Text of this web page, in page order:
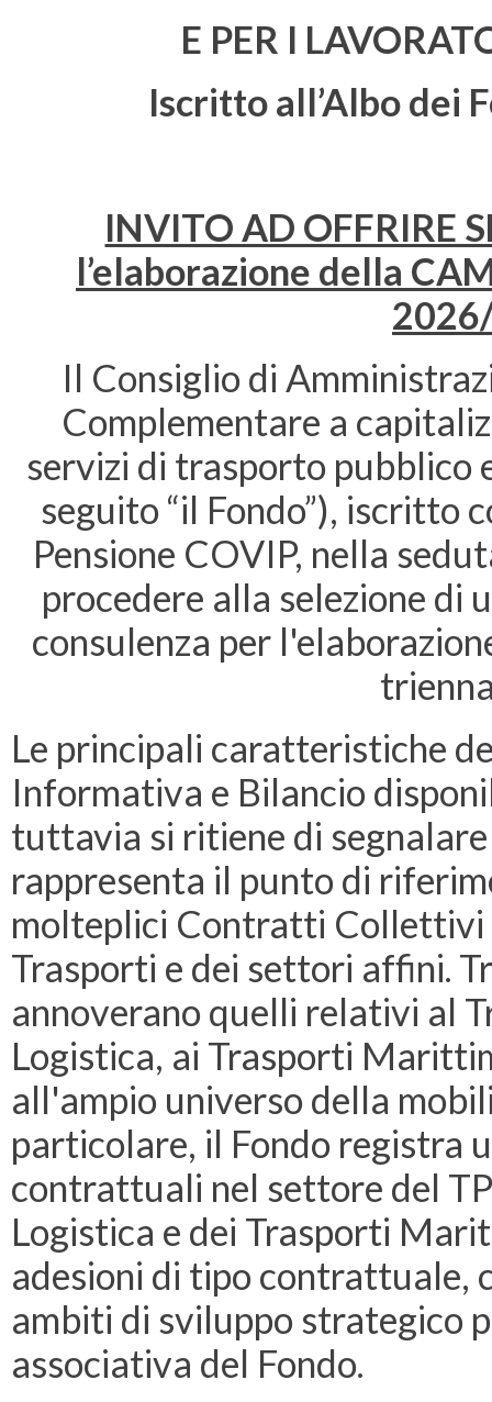
E PER I
Iscritto all’Albo dei
INVITO AD OFFRIRE
l’elaborazione della
Il Consiglio di
Complementare a
servizi di trasporto pubblico
seguito “il Fondo”), iscritto
Pensione COVIP, nella
procedere alla selezione di
consulenza per
Le principali caratteristiche
Informativa e Bilancio
tuttavia si ritiene di
rappresenta il punto di
molteplici Contratti Collettivi
Trasporti e dei settori affini.
annoverano quelli relativi al
Logistica, ai Trasporti
all'ampio universo della
particolare, il Fondo registra
contrattuali nel settore del
Logistica e dei Trasporti
adesioni di tipo contrattuale,
ambiti di sviluppo strategico
associativa del Fondo.